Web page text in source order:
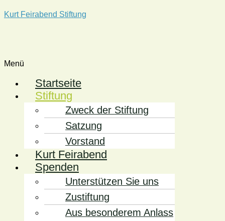
Kurt Feirabend Stiftung
Menü
Startseite
Stiftung
Zweck der Stiftung
Satzung
Vorstand
Kurt Feirabend
Spenden
Unterstützen Sie uns
Zustiftung
Aus besonderem Anlass